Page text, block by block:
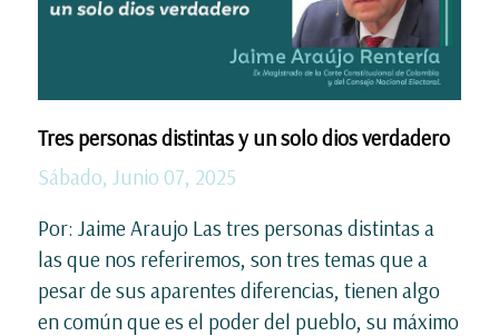
Tres personas distintas y un solo dios verdadero
Sábado, Junio 07, 2025
Por: Jaime Araujo Las tres personas distintas a
las que nos referiremos, son tres temas que a
pesar de sus aparentes diferencias, tienen algo
en común que es el poder del pueblo, su máximo